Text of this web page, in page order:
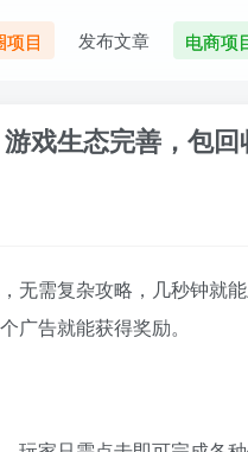
项目 发布文章 电商项
戏生态完善，包
无需复杂攻略，几秒钟就
广告就能获得奖励。